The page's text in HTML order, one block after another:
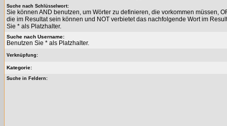
Suche nach Schlüsselwort:
Sie können AND benutzen, um Wörter zu definieren, die vorkommen müssen,
die im Resultat sein können und NOT verbietet das nachfolgende Wort im
Sie * als Platzhalter.
Suche nach Username:
Benutzen Sie * als Platzhalter.
Verknüpfung:
Kategorie:
Suche in Feldern: